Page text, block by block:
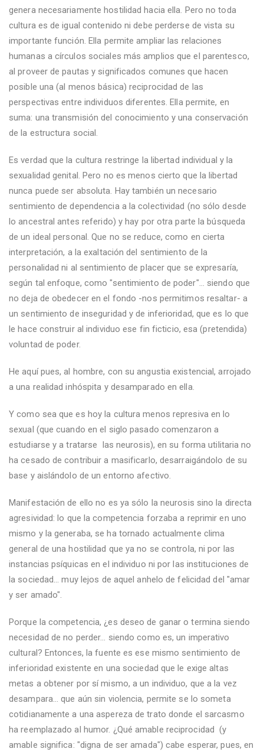
genera necesariamente hostilidad hacia ella. Pero no toda
cultura es de igual contenido ni debe perderse de vista su
importante función. Ella permite ampliar las relaciones
humanas a círculos sociales más amplios que el parentesco,
al proveer de pautas y significados comunes que hacen
posible una (al menos básica) reciprocidad de las
perspectivas entre individuos diferentes. Ella permite, en
suma: una transmisión del conocimiento y una conservación
de la estructura social.
Es verdad que la cultura restringe la libertad individual y la
sexualidad genital. Pero no es menos cierto que la libertad
nunca puede ser absoluta. Hay también un necesario
sentimiento de dependencia a la colectividad (no sólo desde
lo ancestral antes referido) y hay por otra parte la búsqueda
de un ideal personal. Que no se reduce, como en cierta
interpretación, a la exaltación del sentimiento de la
personalidad ni al sentimiento de placer que se expresaría,
según tal enfoque, como "sentimiento de poder"... siendo que
no deja de obedecer en el fondo -nos permitimos resaltar- a
un sentimiento de inseguridad y de inferioridad, que es lo que
le hace construir al individuo ese fin ficticio, esa (pretendida)
voluntad de poder.
He aquí pues, al hombre, con su angustia existencial, arrojado
a una realidad inhóspita y desamparado en ella.
Y como sea que es hoy la cultura menos represiva en lo
sexual (que cuando en el siglo pasado comenzaron a
estudiarse y a tratarse las neurosis), en su forma utilitaria no
ha cesado de contribuir a masificarlo, desarraigándolo de su
base y aislándolo de un entorno afectivo.
Manifestación de ello no es ya sólo la neurosis sino la directa
agresividad: lo que la competencia forzaba a reprimir en uno
mismo y la generaba, se ha tornado actualmente clima
general de una hostilidad que ya no se controla, ni por las
instancias psíquicas en el individuo ni por las instituciones de
la sociedad... muy lejos de aquel anhelo de felicidad del "amar
y ser amado".
Porque la competencia, ¿es deseo de ganar o termina siendo
necesidad de no perder... siendo como es, un imperativo
cultural? Entonces, la fuente es ese mismo sentimiento de
inferioridad existente en una sociedad que le exige altas
metas a obtener por sí mismo, a un individuo, que a la vez
desampara... que aún sin violencia, permite se lo someta
cotidianamente a una aspereza de trato donde el sarcasmo
ha reemplazado al humor. ¿Qué amable reciprocidad (y
amable significa: "digna de ser amada") cabe esperar, pues, en